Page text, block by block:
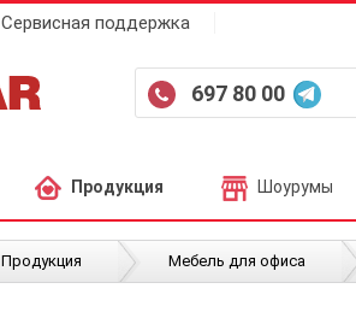
Сервисная поддержка
697 80 00
Продукция Шоурумы
Продукция / Мебель для офиса /